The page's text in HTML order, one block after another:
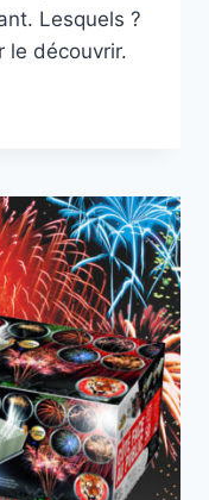
Lesquels ?
le découvrir.